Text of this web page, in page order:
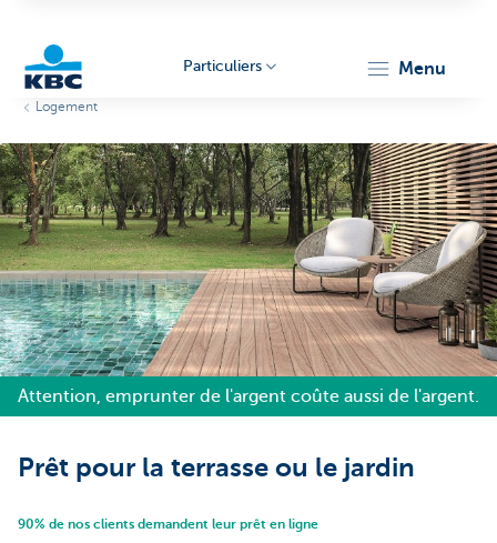
Particuliers menu
Logement
Attention, emprunter de l'argent coûte aussi de l'argent.
Prêt pour la terrasse ou le jardin
90% de nos clients demandent leur prêt en ligne